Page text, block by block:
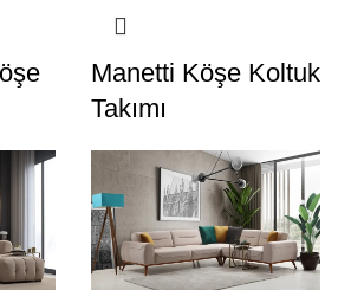
Manetti Köşe Koltuk
Takımı